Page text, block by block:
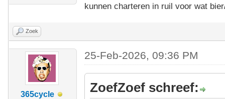
kunnen charteren in ruil voor wat
Zoek
365cycle
25-Feb-2026, 09:36 PM
ZoefZoef schreef: